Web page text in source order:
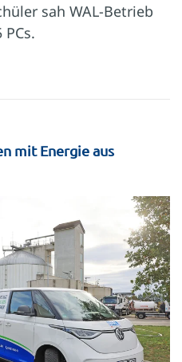
sah WAL-Betrieb
mit Energie aus